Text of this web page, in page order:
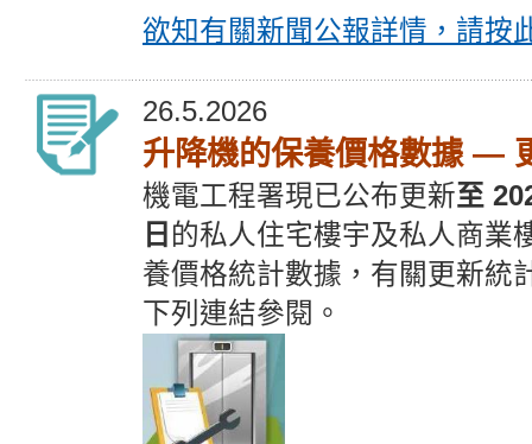
欲知有關新聞公報詳情，請按
26.5.2026
升降機的保養價格數據 —
機電工程署現已公布更新至
日 的私人住宅樓宇及私人商業
養價格統計數據，有關更新統
下列連結參閱。